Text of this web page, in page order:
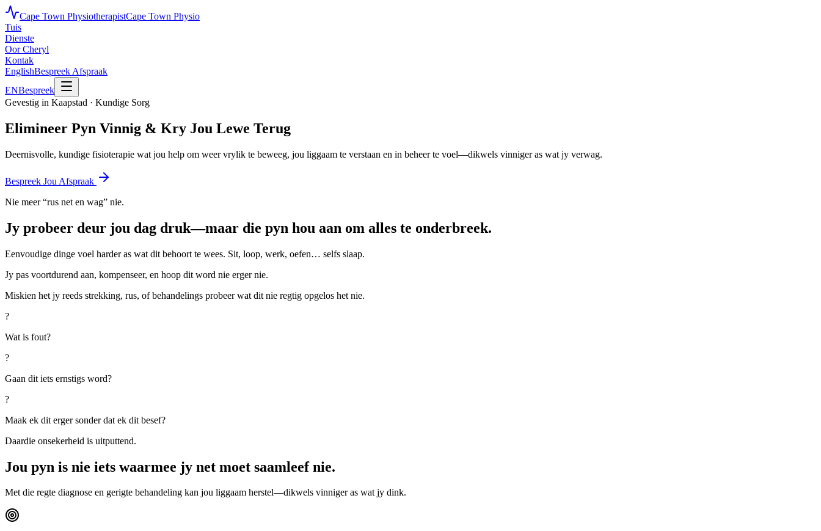
Cape Town PhysiotherapistCape Town Physio
Tuis
Dienste
Oor Cheryl
Kontak
EnglishBespreek Afspraak
ENBespreek
Gevestig in Kaapstad · Kundige Sorg
Elimineer Pyn Vinnig & Kry Jou Lewe Terug
Deernisvolle, kundige fisioterapie wat jou help om weer vrylik te beweeg, jou liggaam te verstaan en in beheer te voel—dikwels vinniger as wat jy verwag.
Bespreek Jou Afspraak
Nie meer “rus net en wag” nie.
Jy probeer deur jou dag druk—maar die pyn hou aan om alles te onderbreek.
Eenvoudige dinge voel harder as wat dit behoort te wees. Sit, loop, werk, oefen… selfs slaap.
Jy pas voortdurend aan, kompenseer, en hoop dit word nie erger nie.
Miskien het jy reeds strekking, rus, of behandelings probeer wat dit nie regtig opgelos het nie.
?
Wat is fout?
?
Gaan dit iets ernstigs word?
?
Maak ek dit erger sonder dat ek dit besef?
Daardie onsekerheid is uitputtend.
Jou pyn is nie iets waarmee jy net moet saamleef nie.
Met die regte diagnose en gerigte behandeling kan jou liggaam herstel—dikwels vinniger as wat jy dink.